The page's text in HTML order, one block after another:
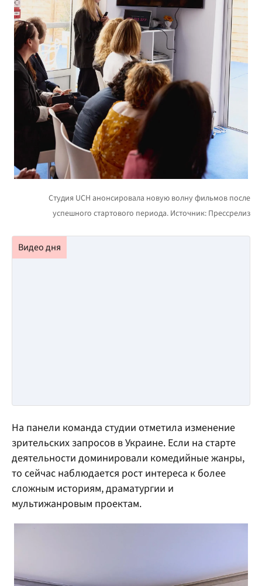
На панели команда студии отметила изменение
зрительских запросов в Украине. Если на старте
деятельности доминировали комедийные жанры,
то сейчас наблюдается рост интереса к более
сложным историям, драматургии и
мультижанровым проектам.